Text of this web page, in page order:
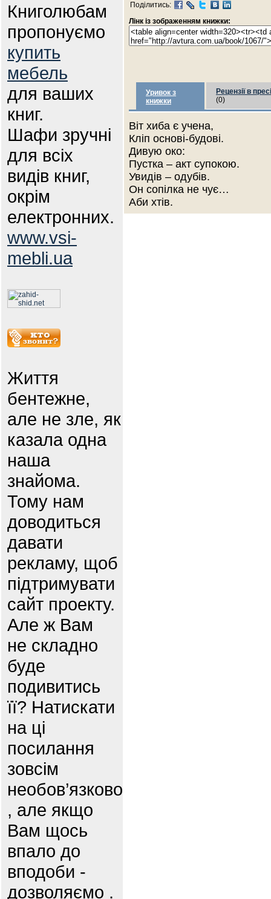
Книголюбам
пропонуємо
купить
мебель
для ваших
книг.
Шафи зручні
для всіх
видів книг,
окрім
електронних.
www.vsi-
mebli.ua
Життя
бентежне,
але не зле, як
казала одна
наша
знайома.
Тому нам
доводиться
давати
рекламу, щоб
підтримувати
сайт проекту.
Але ж Вам
не складно
буде
подивитись
її? Натискати
на ці
посилання
зовсім
необов’язково
, але якщо
Вам щось
впало до
вподоби -
дозволяємо .
Поділитись:
Лінк із зображенням книжки:
Уривок з
книжки
Рецензії в пресі
(0)
Віт хиба є учена,
Кліп основі-будові.
Дивую око:
Пустка – акт супокою.
Увидів – одубів.
Он сопілка не чує…
Аби хтів.